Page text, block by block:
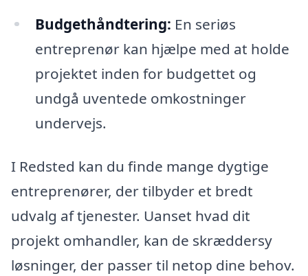
Budgethåndtering: En seriøs
entreprenør kan hjælpe med at holde
projektet inden for budgettet og
undgå uventede omkostninger
undervejs.
I Redsted kan du finde mange dygtige
entreprenører, der tilbyder et bredt
udvalg af tjenester. Uanset hvad dit
projekt omhandler, kan de skræddersy
løsninger, der passer til netop dine behov.